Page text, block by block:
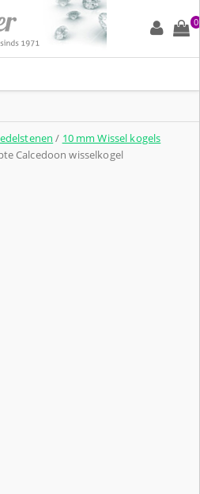
0
/ 10 mm Wissel kogels
Calcedoon wisselkogel